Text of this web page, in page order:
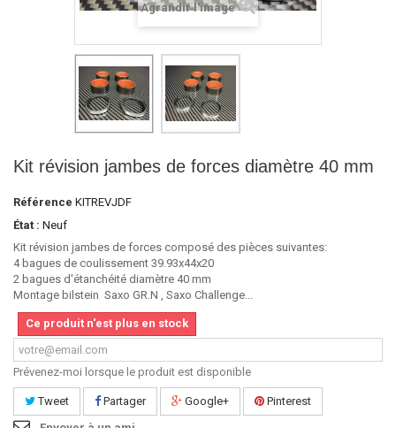
Agrandir l'image
Kit révision jambes de forces diamètre 40 mm
Référence KITREVJDF
État : Neuf
Kit révision jambes de forces composé des pièces suivantes:
4 bagues de coulissement 39.93x44x20
2 bagues d'étanchéité diamètre 40 mm
Montage bilstein Saxo GR.N , Saxo Challenge...
Ce produit n'est plus en stock
Prévenez-moi lorsque le produit est disponible
Tweet Partager Google+
Pinterest